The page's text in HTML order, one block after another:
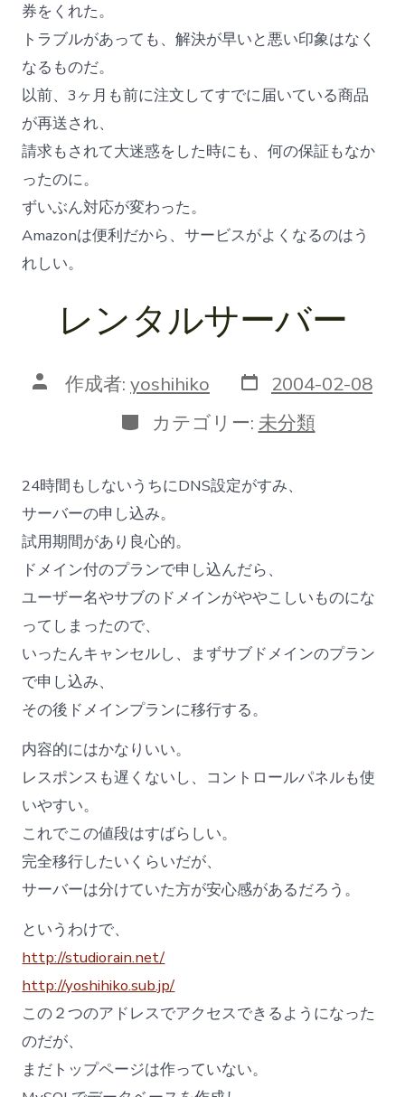
券をくれた。
トラブルがあっても、解決が早いと悪い印象はなく
なるものだ。
以前、3ヶ月も前に注文してすでに届いている商品
が再送され、
請求もされて大迷惑をした時にも、何の保証もなか
ったのに。
ずいぶん対応が変わった。
Amazonは便利だから、サービスがよくなるのはう
れしい。
レンタルサーバー
投 作成者: yoshihiko 投
稿
日
2004-02-08
カ
テ
リ
ー
カテゴリー: 未分類
24時間もしないうちにDNS設定がすみ、
サーバーの申し込み。
試用期間があり良心的。
ドメイン付のプランで申し込んだら、
ユーザー名やサブのドメインがややこしいものにな
ってしまったので、
いったんキャンセルし、まずサブドメインのプラン
で申し込み、
その後ドメインプランに移行する。
内容的にはかなりいい。
レスポンスも遅くないし、コントロールパネルも使
いやすい。
これでこの値段はすばらしい。
完全移行したいくらいだが、
サーバーは分けていた方が安心感があるだろう。
というわけで、
http://studiorain.net/
http://yoshihiko.sub.jp/
この２つのアドレスでアクセスできるようになった
のだが、
まだトップページは作っていない。